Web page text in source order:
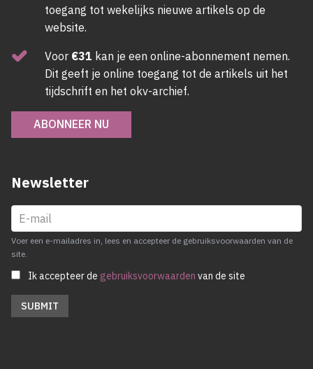
toegang tot wekelijks nieuwe artikels op de
website.
Voor €31 kan je een online-abonnement nemen.
Dit geeft je online toegang tot de artikels uit het
tijdschrift en het okv-archief.
ABONNEER NU
Newsletter
Voer een e-mailadres in, lees en accepteer de gebruiksvoorwaarden van de
site.
Ik accepteer de gebruiksvoorwaarden van de site